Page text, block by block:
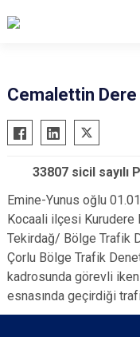
Cemalettin Dere
33807 sicil sayılı
Emine-Yunus oğlu
Kocaali ilçesi Kurudere
Tekirdağ/ Bölge Trafik
Çorlu Bölge Trafik
kadrosunda görevli
esnasında geçirdiği